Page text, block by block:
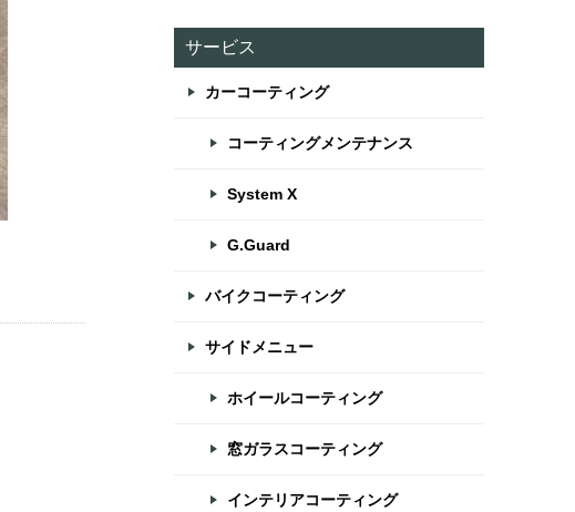
サービス
カーコーティング
コーティングメンテナンス
System X
G.Guard
バイクコーティング
サイドメニュー
ホイールコーティング
窓ガラスコーティング
インテリアコーティング